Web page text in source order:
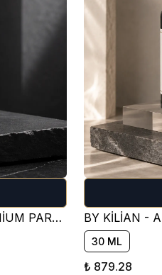
CREED - AVENTUS - PREMİUM PARFÜM ESANSI ( FRESH )
30 ML
₺ 879.28